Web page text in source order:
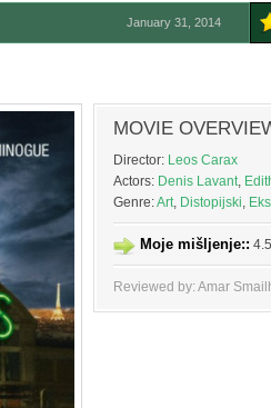
January 31, 2014
MOVIE
Director:
Leos Carax
Actors: Denis Lavant
Genre:Art Distopijski
Moje mišljenje::
Reviewed by: Amar